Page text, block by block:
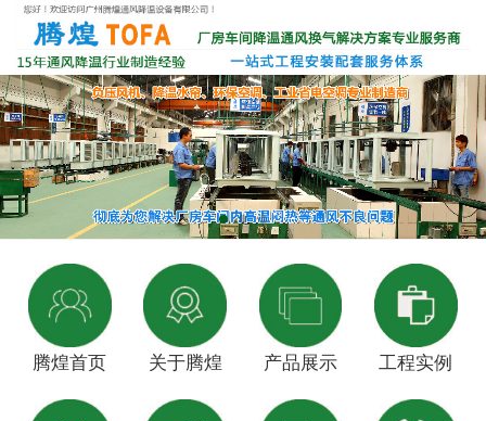
腾煌首页 关于腾煌 产品展示 工程实例